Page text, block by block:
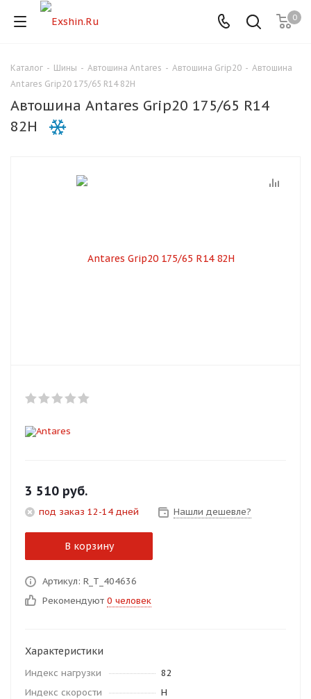
0
Каталог - Шины - Автошина Antares - Автошина Grip20 - Автошина
Antares Grip20 175/65 R14 82H
Автошина Antares Grip20 175/65 R14
82H
3 510 руб.
под заказ 12-14 дней Нашли дешевле?
В корзину
Артикул: R_T_404636
Рекомендуют 0 человек
Характеристики
Индекс нагрузки
82
Индекс скорости
H
Для клиентов всех банков
Разбейте
оплату
Оплачивайте сегодня только
Оставшиеся 75
% будут
списыватьсяс вашей карты
25%каждые 2 недели